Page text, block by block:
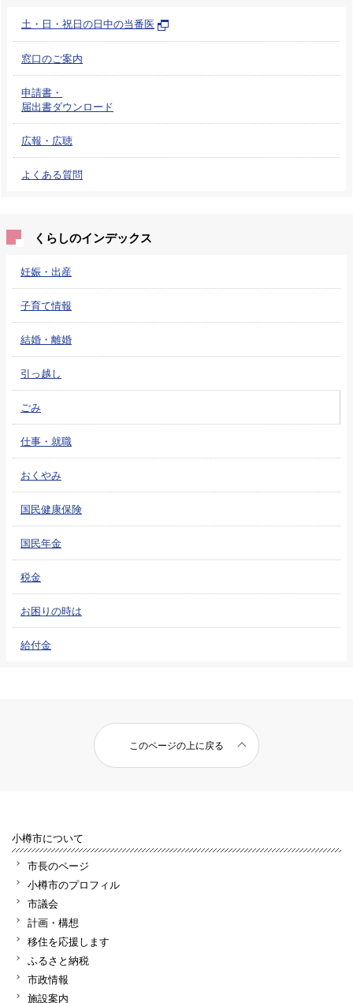
土・日・祝日の日中の当番医
窓口のご案内
申請書・
届出書ダウンロード
広報・広聴
よくある質問
くらしのインデックス
妊娠・出産
子育て情報
結婚・離婚
引っ越し
ごみ
仕事・就職
おくやみ
国民健康保険
国民年金
税金
お困りの時は
給付金
このページの上に戻る
小樽市について
市長のページ
小樽市のプロフィル
市議会
計画・構想
移住を応援します
ふるさと納税
市政情報
施設案内